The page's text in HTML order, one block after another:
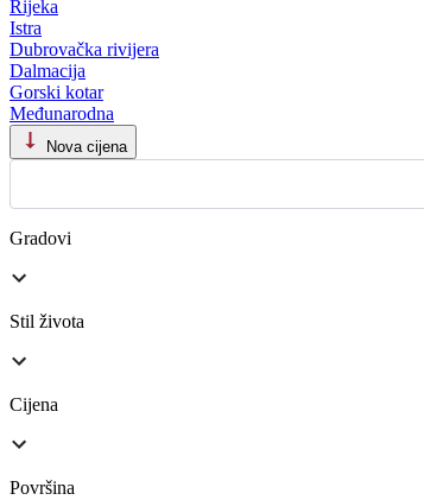
Rijeka
Istra
Dubrovačka rivijera
Dalmacija
Gorski kotar
Međunarodna
Nova cijena
Gradovi
Stil života
Cijena
Površina